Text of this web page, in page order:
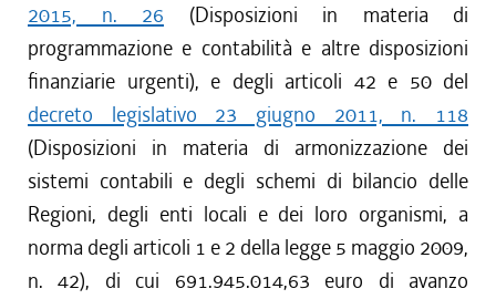
2015, n. 26 (Disposizioni in materia di
programmazione e contabilità e altre disposizioni
finanziarie urgenti), e degli articoli 42 e 50 del
decreto legislativo 23 giugno 2011, n. 118
(Disposizioni in materia di armonizzazione dei
sistemi contabili e degli schemi di bilancio delle
Regioni, degli enti locali e dei loro organismi, a
norma degli articoli 1 e 2 della legge 5 maggio 2009,
n. 42), di cui 691.945.014,63 euro di avanzo